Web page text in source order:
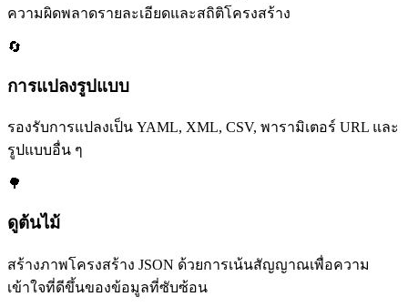
ความผิดพลาดรายละเอียดและสถิติโครงสร้าง
🔄
การแปลงรูปแบบ
รองรับการแปลงเป็น YAML, XML, CSV, พารามิเตอร์ URL และ
รูปแบบอื่น ๆ
🌳
ดูต้นไม้
สร้างภาพโครงสร้าง JSON ด้วยการเน้นสัญญาณเพื่อความ
เข้าใจที่ดีขึ้นของข้อมูลที่ซับซ้อน